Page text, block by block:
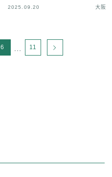
2025.09.20 大阪
6 … 11